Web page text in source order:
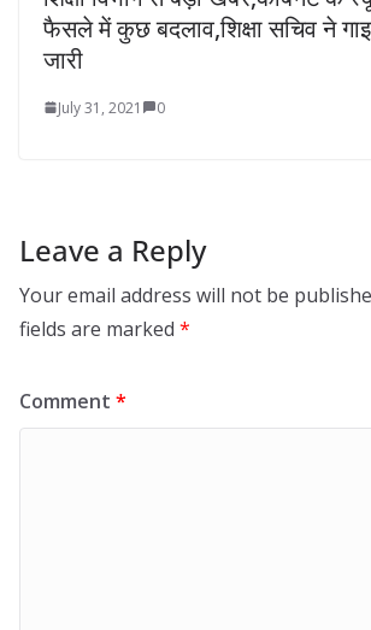
फैसले में कुछ बदलाव,शिक्षा सचिव ने
जारी
July 31, 2021 0
Leave a Reply
Your email address will not be
fields are marked *
Comment *